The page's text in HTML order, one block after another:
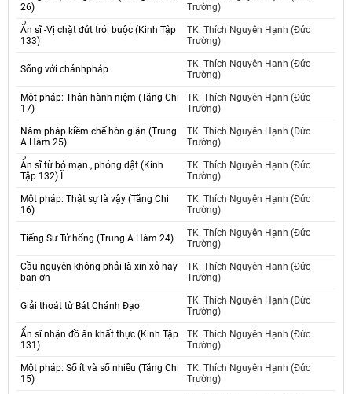
26)
Trường)
Ẩn sĩ -Vị chặt đứt trói buộc (Kinh Tập
133)
TK. Thích Nguyên Hạnh (Đức
Trường)
Sống với chánhpháp
TK. Thích Nguyên Hạnh (Đức
Trường)
Một pháp: Thân hành niệm (Tăng Chi
17)
TK. Thích Nguyên Hạnh (Đức
Trường)
Năm pháp kiềm chế hờn giận (Trung
A Hàm 25)
TK. Thích Nguyên Hạnh (Đức
Trường)
Ẩn sĩ từ bỏ mạn., phóng dật (Kinh
Tập 132) Ĩ
TK. Thích Nguyên Hạnh (Đức
Trường)
Một pháp: Thật sự là vậy (Tăng Chi
16)
TK. Thích Nguyên Hạnh (Đức
Trường)
Tiếng Sư Tử hống (Trung A Hàm 24)
TK. Thích Nguyên Hạnh (Đức
Trường)
Cầu nguyện không phải là xin xỏ hay
ban ơn
TK. Thích Nguyên Hạnh (Đức
Trường)
Giải thoát từ Bát Chánh Đạo
TK. Thích Nguyên Hạnh (Đức
Trường)
Ẩn sĩ nhận đồ ăn khất thực (Kinh Tập
131)
TK. Thích Nguyên Hạnh (Đức
Trường)
Một pháp: Số ít và số nhiều (Tăng Chi
15)
TK. Thích Nguyên Hạnh (Đức
Trường)